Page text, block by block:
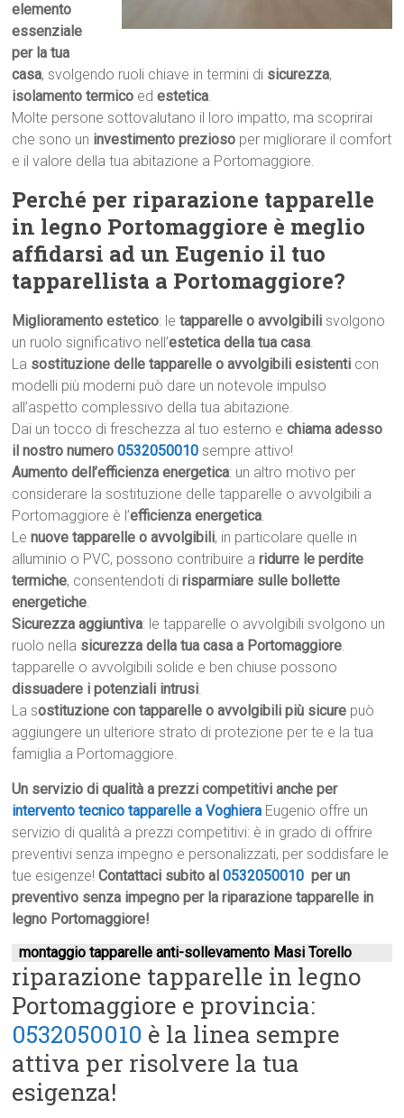
elemento
essenziale
per la tua
casa, svolgendo ruoli chiave in termini di sicurezza,
isolamento termico edestetica.
Molte persone sottovalutano il loro impatto, ma scoprirai
che sono un investimento prezioso per migliorare il comfort
e il valore della tua abitazione a Portomaggiore.
Perché per riparazione tapparelle
in legno Portomaggiore è meglio
affidarsi ad un Eugenio il tuo
tapparellista a Portomaggiore?
Miglioramento estetico: letapparelle o avvolgibili svolgono
un ruolo significativo nell’estetica della tua casa.
La sostituzione delle tapparelle o avvolgibili esistenti con
modelli più moderni può dare un notevole impulso
all’aspetto complessivo della tua abitazione.
Dai un tocco di freschezza al tuo esterno echiama adesso
il nostro numero0532050010 sempre attivo!
Aumento dell’efficienza energetica: un altro motivo per
considerare la sostituzione delle tapparelle o avvolgibili a
Portomaggiore è l’efficienza energetica.
Lenuove tapparelle o avvolgibili, in particolare quelle in
alluminio o PVC, possono contribuire aridurre le perdite
termiche, consentendoti dirisparmiare sulle bollette
energetiche.
Sicurezza aggiuntiva: le tapparelle o avvolgibili svolgono un
ruolo nella sicurezza della tua casa a Portomaggiore.
tapparelle o avvolgibili solide e ben chiuse possono
dissuadere i potenziali intrusi.
La sostituzione con tapparelle o avvolgibili più sicure può
aggiungere un ulteriore strato di protezione per te e la tua
famiglia a Portomaggiore.
Un servizio di qualità a prezzi competitivi anche per
intervento tecnico tapparelle a Voghiera Eugenio offre un
servizio di qualità a prezzi competitivi: è in grado di offrire
preventivi senza impegno e personalizzati, per soddisfare le
tue esigenze!Contattaci subito al0532050010 per un
preventivo senza impegno per la riparazione tapparelle in
legno Portomaggiore!
montaggio tapparelle anti-sollevamento Masi Torello
riparazione tapparelle in legno
Portomaggiore e provincia:
0532050010 è la linea sempre
attiva per risolvere la tua
esigenza!